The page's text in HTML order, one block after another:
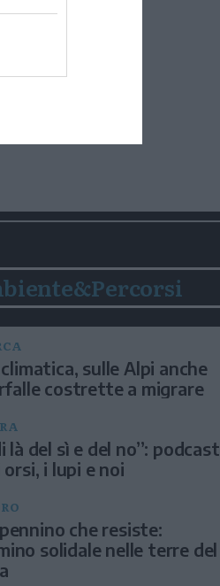
sulle Alpi anche
costrette a migrare
là del sì e del no”: podcast
orsi, i lupi e noi
che resiste:
solidale nelle terre del